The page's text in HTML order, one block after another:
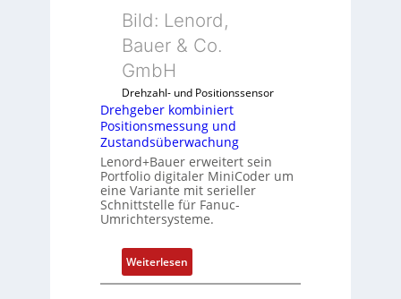
Bild: Lenord,
Bauer & Co.
GmbH
Drehzahl- und Positionssensor
Drehgeber kombiniert
Positionsmessung und
Zustandsüberwachung
Lenord+Bauer erweitert sein
Portfolio digitaler MiniCoder um
eine Variante mit serieller
Schnittstelle für Fanuc-
Umrichtersysteme.
Weiterlesen:
D